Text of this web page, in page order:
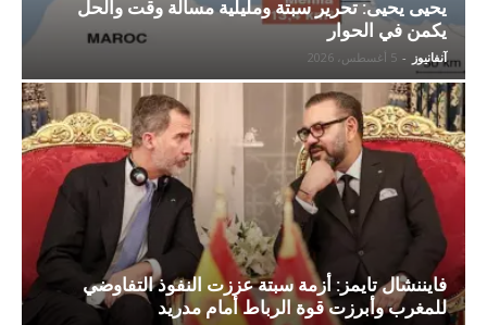
يحيى يحيى: تحرير سبتة ومليلية مسألة وقت والحل
يكمن في الحوار
آنفانيوز - 5 أغسطس، 2026
فايننشال تايمز: أزمة سبتة عززت النفوذ التفاوضي
للمغرب وأبرزت قوة الرباط أمام مدريد